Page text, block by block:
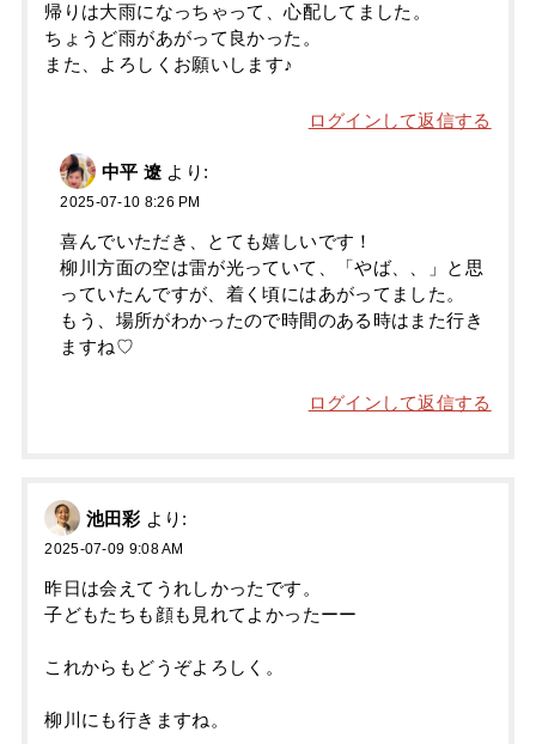
帰りは大雨になっちゃって、心配してました。
ちょうど雨があがって良かった。
また、よろしくお願いします♪
ログインして返信する
中平 遼 より:
2025-07-10 8:26 PM
喜んでいただき、とても嬉しいです！
柳川方面の空は雷が光っていて、「やば、、」と思
っていたんですが、着く頃にはあがってました。
もう、場所がわかったので時間のある時はまた行き
ますね♡
ログインして返信する
池田彩 より:
2025-07-09 9:08 AM
昨日は会えてうれしかったです。
子どもたちも顔も見れてよかったーー
これからもどうぞよろしく。
柳川にも行きますね。